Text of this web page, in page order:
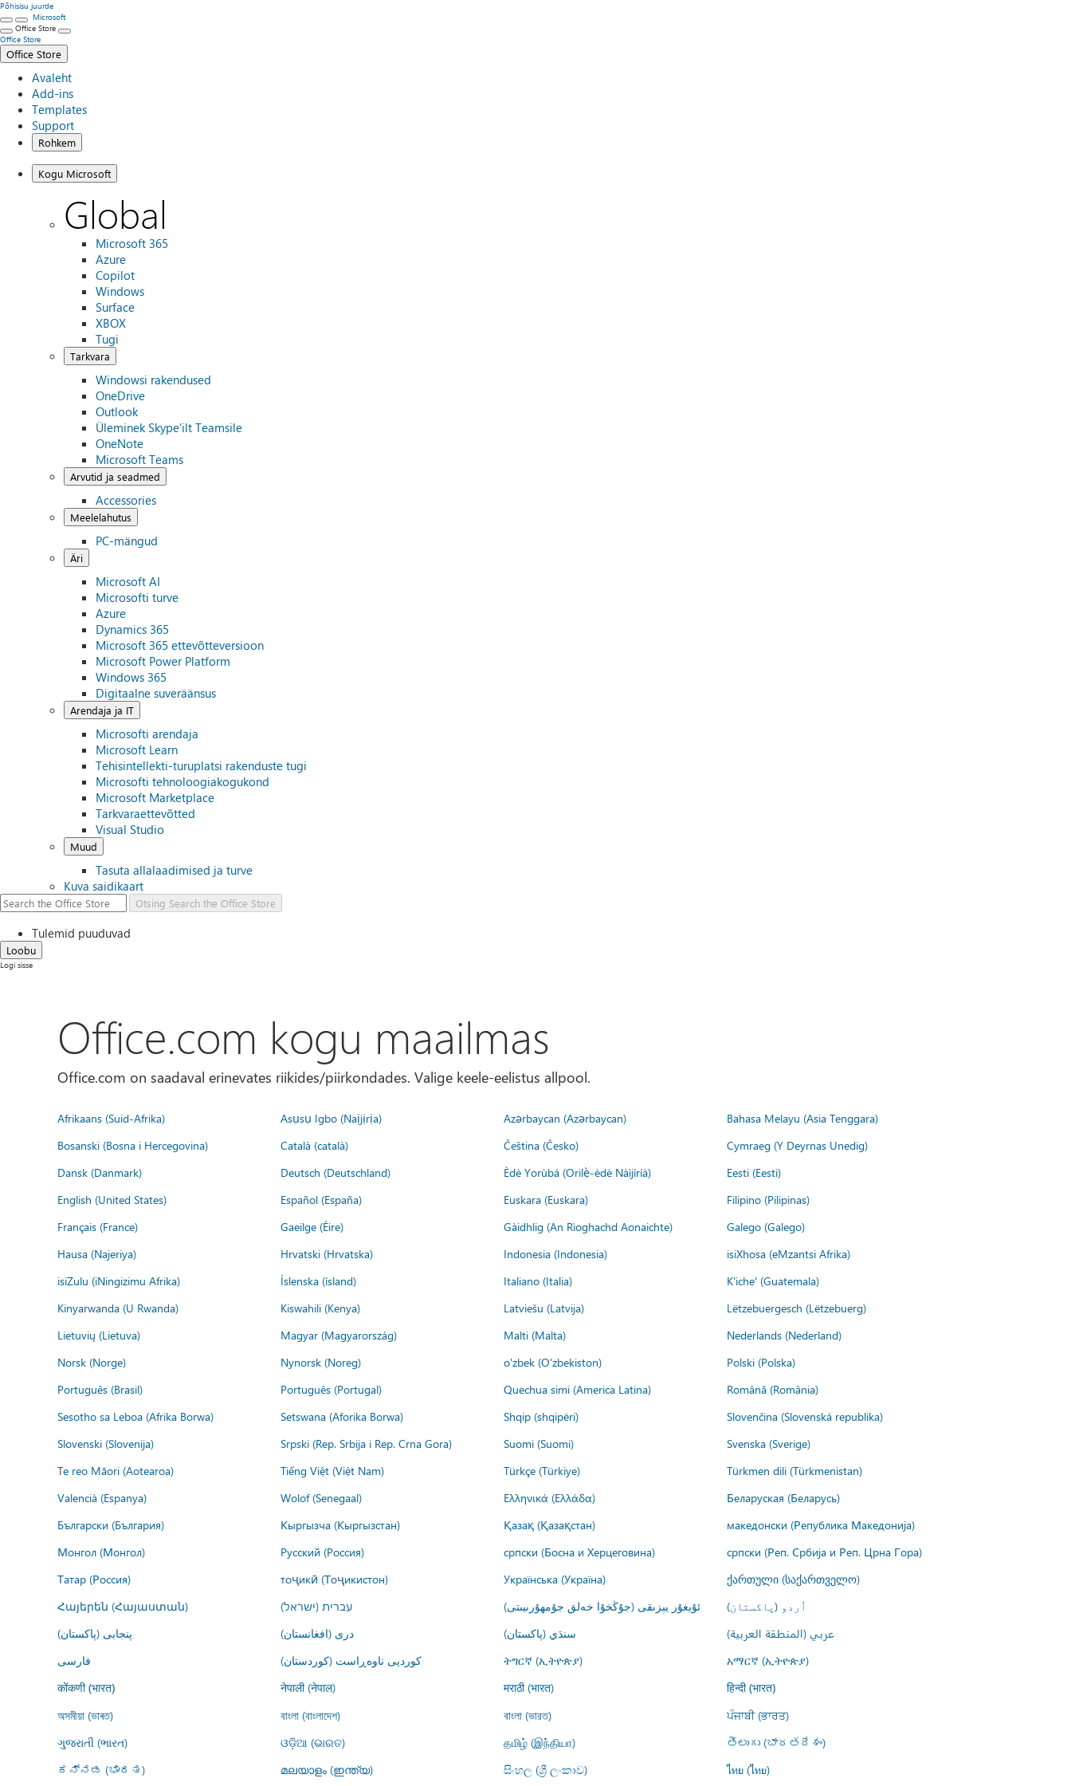
Põhisisu juurde
Microsoft
Office Store
Office Store
Office Store
Avaleht
Add-ins
Templates
Support
Rohkem
Kogu Microsoft
Global
Microsoft 365
Azure
Copilot
Windows
Surface
XBOX
Tugi
Tarkvara
Windowsi rakendused
OneDrive
Outlook
Üleminek Skype'ilt Teamsile
OneNote
Microsoft Teams
Arvutid ja seadmed
Accessories
Meelelahutus
PC-mängud
Äri
Microsoft AI
Microsofti turve
Azure
Dynamics 365
Microsoft 365 ettevõtteversioon
Microsoft Power Platform
Windows 365
Digitaalne suveräänsus
Arendaja ja IT
Microsofti arendaja
Microsoft Learn
Tehisintellekti-turuplatsi rakenduste tugi
Microsofti tehnoloogiakogukond
Microsoft Marketplace
Tarkvaraettevõtted
Visual Studio
Muud
Tasuta allalaadimised ja turve
Kuva saidikaart
Otsing Search the Office Store
Tulemid puuduvad
Loobu
Logi sisse
Office.com kogu maailmas
Office.com on saadaval erinevates riikides/piirkondades. Valige keele-eelistus allpool.
Afrikaans (Suid-Afrika) Asụsụ Igbo (Naịjịrịa) Azərbaycan (Azərbaycan)
Bahasa Melayu (Asia Tenggara)
Bosanski (Bosna i Hercegovina)
Català (català) Čeština (Česko)
Cymraeg (Y Deyrnas Unedig)
Dansk (Danmark)
Deutsch (Deutschland) Èdè Yorùbá (Orilẹ̀-èdè Nàìjíríà)
Eesti (Eesti)
English (United States)
Español (España) Euskara (Euskara)
Filipino (Pilipinas)
Français (France)
Gaeilge (Éire) Gàidhlig (An Rìoghachd Aonaichte)
Galego (Galego)
Hausa (Najeriya)
Hrvatski (Hrvatska) Indonesia (Indonesia)
isiXhosa (eMzantsi Afrika)
isiZulu (iNingizimu Afrika)
Íslenska (ísland) Italiano (Italia)
K'iche' (Guatemala)
Kinyarwanda (U Rwanda)
Kiswahili (Kenya) Latviešu (Latvija)
Lëtzebuergesch (Lëtzebuerg)
Lietuvių (Lietuva)
Magyar (Magyarország) Malti (Malta)
Nederlands (Nederland)
Norsk (Norge)
Nynorsk (Noreg) o'zbek (O'zbekiston)
Polski (Polska)
Português (Brasil)
Português (Portugal) Quechua simi (America Latina)
Română (România)
Sesotho sa Leboa (Afrika Borwa)
Setswana (Aforika Borwa) Shqip (shqipëri)
Slovenčina (Slovenská republika)
Slovenski (Slovenija)
Srpski (Rep. Srbija i Rep. Crna Gora) Suomi (Suomi)
Svenska (Sverige)
Te reo Māori (Aotearoa)
Tiếng Việt (Việt Nam) Türkçe (Türkiye)
Türkmen dili (Türkmenistan)
Valencià (Espanya)
Wolof (Senegaal) Ελληνικά (Ελλάδα)
Беларуская (Беларусь)
Български (България)
Кыргызча (Кыргызстан) Қазақ (Қазақстан)
македонски (Република Македонија)
Монгол (Монгол)
Русский (Россия) српски (Босна и Херцеговина)
српски (Реп. Србија и Реп. Црна Гора)
Татар (Россия)
тоҷикӣ (Тоҷикистон) Українська (Україна)
ქართული (საქართველო)
Հայերեն (Հայաստան)
עברית (ישראל) ئۇيغۇر يېزىقى (جۇڭخۇا خەلق جۇمھۇرىيىتى)
اُردو (پاکستان)
پنجابی (پاکستان)
درى (افغانستان) سنڌي (پاکستان)
عربي (المنطقة العربية)
فارسى
کوردیی ناوەڕاست (کوردستان) ትግርኛ (ኢትዮጵያ) አማርኛ (ኢትዮጵያ)
कोंकणी (भारत) नेपाली (नेपाल) मराठी (भारत) हिन्दी (भारत)
অসমীয়া (ভাৰত) বাংলা (বাংলাদেশ) বাংলা (ভারত)
ਪੰਜਾਬੀ (ਭਾਰਤ)
ગુજરાતી (ભારત)
ଓଡ଼ିଆ (ଭାରତ) தமிழ் (இந்தியா)
తెలుగు (భారతదేశం)
ಕನ್ನಡ (ಭಾರತ)
മലയാളം (ഇന്ത്യ) සිංහල (ශ්‍රී ලංකාව)
ไทย (ไทย)